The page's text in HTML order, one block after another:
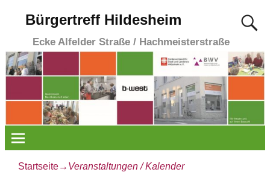
Bürgertreff Hildesheim
Ecke Alfelder Straße / Hachmeisterstraße
Startseite→ Veranstaltungen / Kalender